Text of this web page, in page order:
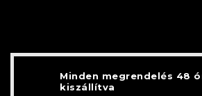
Minden megrendelés 48
kiszállítva